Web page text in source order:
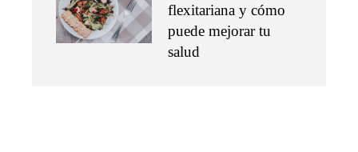
flexitariana y cómo
puede mejorar tu
salud